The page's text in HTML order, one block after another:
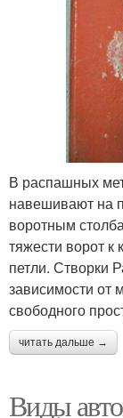
В распашных
навешивают на
воротным
тяжести ворот к
петли. Створки
зависимости от
свободного
читать дальше →
Виды